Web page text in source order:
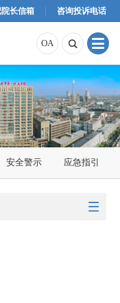
长信箱 咨询投诉电话
OA 
安全警示 应急指引
